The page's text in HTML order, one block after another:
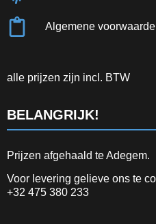
Algemene
alle prijzen zijn incl. BTW
BELANGRIJK!
Prijzen afgehaald te Adegem.
Voor levering gelieve ons te
+32 475 380 233